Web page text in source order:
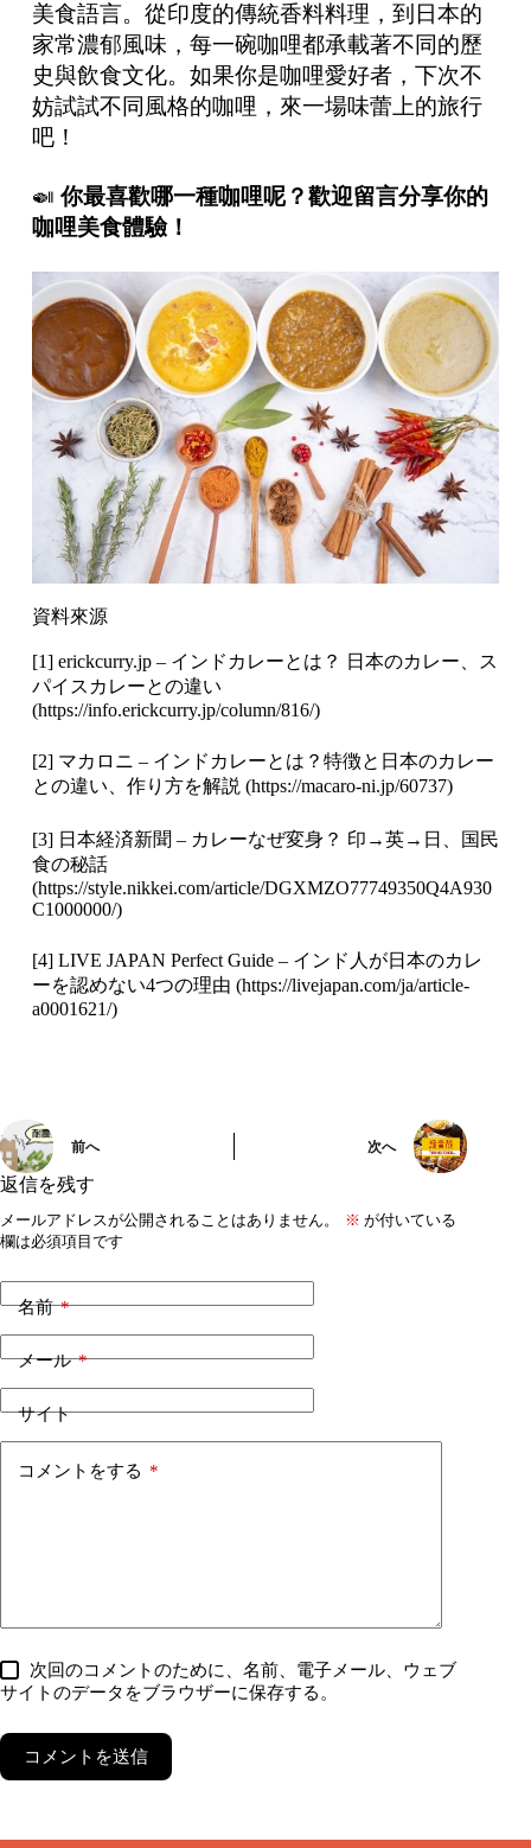
美食語言。從印度的傳統香料料理，到日本的
家常濃郁風味，每一碗咖哩都承載著不同的歷
史與飲食文化。如果你是咖哩愛好者，下次不
妨試試不同風格的咖哩，來一場味蕾上的旅行
吧！
🍛 你最喜歡哪一種咖哩呢？歡迎留言分享你的
咖哩美食體驗！
資料來源
[1] erickcurry.jp – インドカレーとは？ 日本のカレー、ス
パイスカレーとの違い
(https://info.erickcurry.jp/column/816/)
[2] マカロニ – インドカレーとは？特徴と日本のカレー
との違い、作り方を解説 (https://macaro-ni.jp/60737)
[3] 日本経済新聞 – カレーなぜ変身？ 印→英→日、国民
食の秘話
(https://style.nikkei.com/article/DGXMZO77749350Q4A930
C1000000/)
[4] LIVE JAPAN Perfect Guide – インド人が日本のカレ
ーを認めない4つの理由 (https://livejapan.com/ja/article-
a0001621/)
前へ 次へ
返信を残す
メールアドレスが公開されることはありません。 ※ が付いている
欄は必須項目です
名前*
メール*
サイト
コメントをする *
次回のコメントのために、名前、電子メール、ウェブ
サイトのデータをブラウザーに保存する。
コメントを送信